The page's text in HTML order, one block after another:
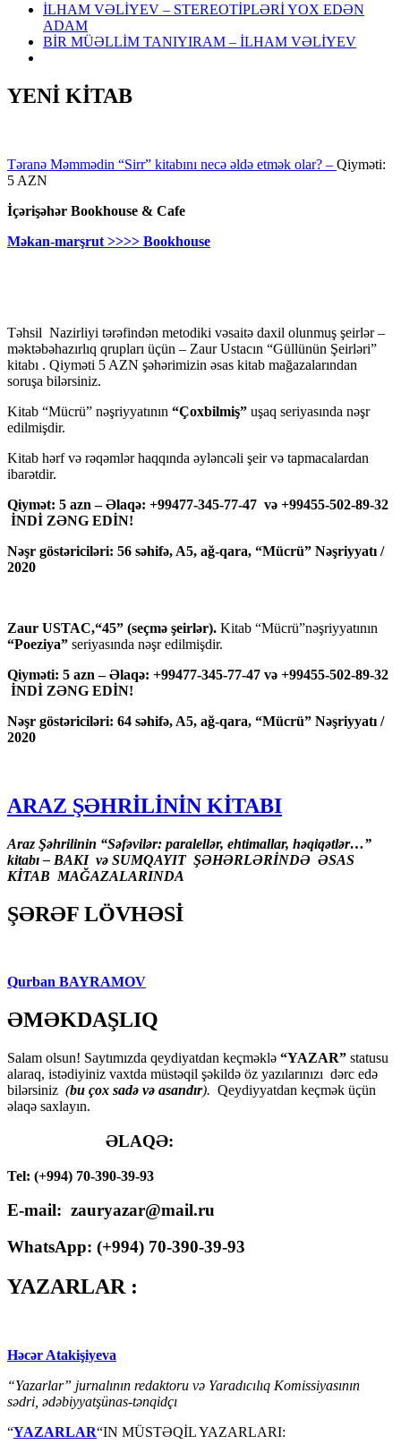
İLHAM VƏLİYEV – STEREOTİPLƏRİ YOX EDƏN
ADAM
BİR MÜƏLLİM TANIYIRAM – İLHAM VƏLİYEV
YENİ KİTAB
Təranə Məmmədin “Sirr” kitabını necə əldə etmək olar? – Qiyməti:
5 AZN
İçərişəhər Bookhouse & Cafe
Məkan-marşrut >>>> Bookhouse
Təhsil Nazirliyi tərəfindən metodiki vəsaitə daxil olunmuş şeirlər –
məktəbəhazırlıq qrupları üçün – Zaur Ustacın “Güllünün Şeirləri”
kitabı . Qiyməti 5 AZN şəhərimizin əsas kitab mağazalarından
soruşa bilərsiniz.
Kitab “Mücrü” nəşriyyatının “Çoxbilmiş” uşaq seriyasında nəşr
edilmişdir.
Kitab hərf və rəqəmlər haqqında əyləncəli şeir və tapmacalardan
ibarətdir.
Qiymət: 5 azn – Əlaqə: +99477-345-77-47 və +99455-502-89-32
İNDİ ZƏNG EDİN!
Nəşr göstəriciləri: 56 səhifə, A5, ağ-qara, “Mücrü” Nəşriyyatı /
2020
Zaur USTAC,“45” (seçmə şeirlər). Kitab “Mücrü”nəşriyyatının
“Poeziya” seriyasında nəşr edilmişdir.
Qiyməti: 5 azn – Əlaqə: +99477-345-77-47 və +99455-502-89-32
İNDİ ZƏNG EDİN!
Nəşr göstəriciləri: 64 səhifə, A5, ağ-qara, “Mücrü” Nəşriyyatı /
2020
ARAZ ŞƏHRİLİNİN KİTABI
Araz Şəhrilinin “Səfəvilər: paralellər, ehtimallar, həqiqətlər…”
kitabı – BAKI və SUMQAYIT ŞƏHƏRLƏRİNDƏ ƏSAS
KİTAB MAĞAZALARINDA
ŞƏRƏF LÖVHƏSİ
Qurban BAYRAMOV
ƏMƏKDAŞLIQ
Salam olsun! Saytımızda qeydiyatdan keçməklə “YAZAR” statusu
alaraq, istədiyiniz vaxtda müstəqil şəkildə öz yazılarınızı dərc edə
bilərsiniz (bu çox sadə və asandır). Qeydiyyatdan keçmək üçün
əlaqə saxlayın.
ƏLAQƏ:
Tel: (+994) 70-390-39-93
E-mail: zauryazar@mail.ru
WhatsApp: (+994) 70-390-39-93
YAZARLAR :
Həcər Atakişiyeva
“Yazarlar” jurnalının redaktoru və Yaradıcılıq Komissiyasının
sədri, ədəbiyyatşünas-tənqidçı
“YAZARLAR“IN MÜSTƏQİL YAZARLARI: